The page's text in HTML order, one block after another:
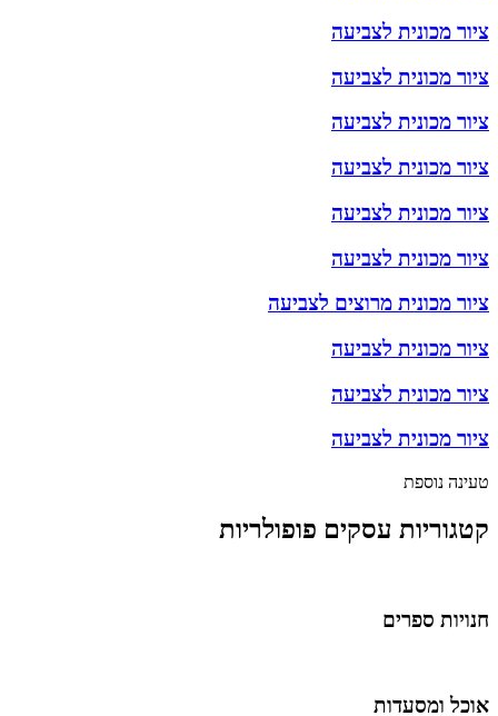
ציור מכונית לצביעה
ציור מכונית לצביעה
ציור מכונית לצביעה
ציור מכונית לצביעה
ציור מכונית לצביעה
ציור מכונית לצביעה
ציור מכונית מרוצים לצביעה
ציור מכונית לצביעה
ציור מכונית לצביעה
ציור מכונית לצביעה
טעינה נוספת
קטגוריות עסקים פופולריות
חנויות ספרים
אוכל ומסעדות